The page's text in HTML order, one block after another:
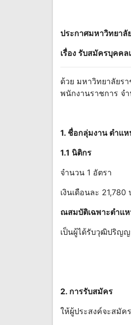
ประกาศมหาวิทยาลั
เรื่อง รับสมัครบุคค
ด้วย มหาวิทยาลัยร
พนักงานราชการ จํ
1. ชื่อกลุ่มงาน ตําแห
1.1 นิติกร
จำนวน 1 อัตรา
เงินเดือนละ 21,780
ณสมบัติเฉพาะตําแห
เป็นผู้ได้รับวุฒิปริญ
2. การรับสมัคร
ให้ผู้ประสงค์จะสมัค